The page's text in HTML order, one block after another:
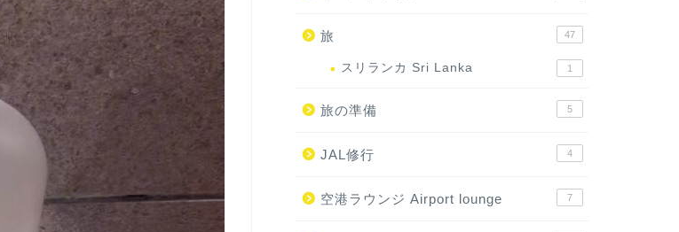
旅 47
スリランカ Sri Lanka 1
旅の準備 5
JAL修行 4
空港ラウンジ Airport lounge 7